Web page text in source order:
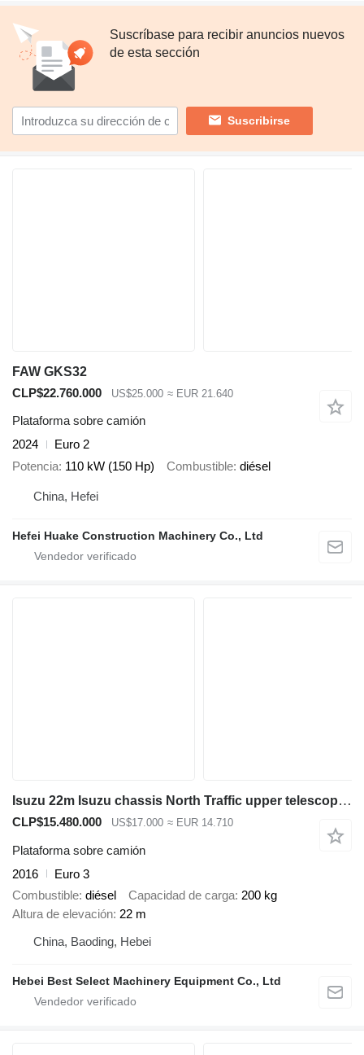
Suscríbase para recibir anuncios nuevos
de esta sección
Suscribirse
FAW GKS32
CLP$22.760.000
US$25.000 ≈ EUR 21.640
Plataforma sobre camión
2024
Euro 2
Potencia 110 kW (150 Hp) Combustible diésel
China, Hefei
Hefei Huake Construction Machinery Co., Ltd
Isuzu 22m Isuzu chassis North Traffic upper telescopic boom many types
CLP$15.480.000 US$17.000 ≈ EUR 14.710
Plataforma sobre camión
2016
Euro 3
Combustible diésel Capacidad de carga 200 kg
Altura de elevación 22 m
China, Baoding, Hebei
Hebei Best Select Machinery Equipment Co., Ltd